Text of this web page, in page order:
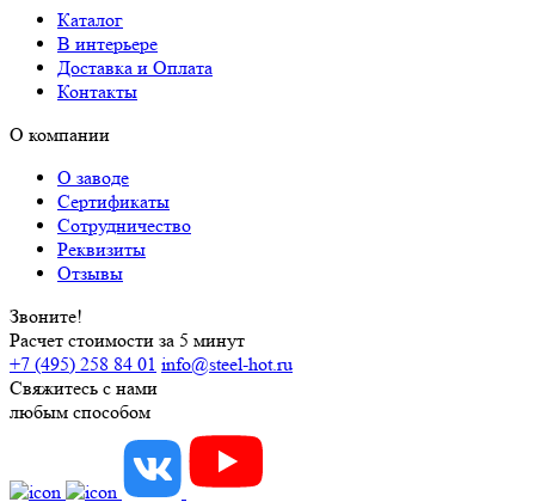
Каталог
В интерьере
Доставка и Оплата
Контакты
О компании
О заводе
Сертификаты
Сотрудничество
Реквизиты
Отзывы
Звоните!
Расчет стоимости за 5 минут
+7 (495) 258 84 01 info@steel-hot.ru
Свяжитесь с нами
любым способом